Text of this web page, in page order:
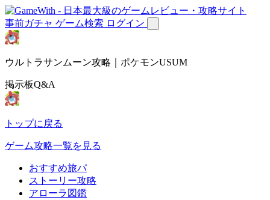
事前ガチャ ゲーム検索 ログイン
ウルトラサンムーン攻略｜ポケモンUSUM
掲示板Q&A
トップに戻る
ゲーム攻略一覧を見る
おすすめ旅パ
ストーリー攻略
アローラ図鑑